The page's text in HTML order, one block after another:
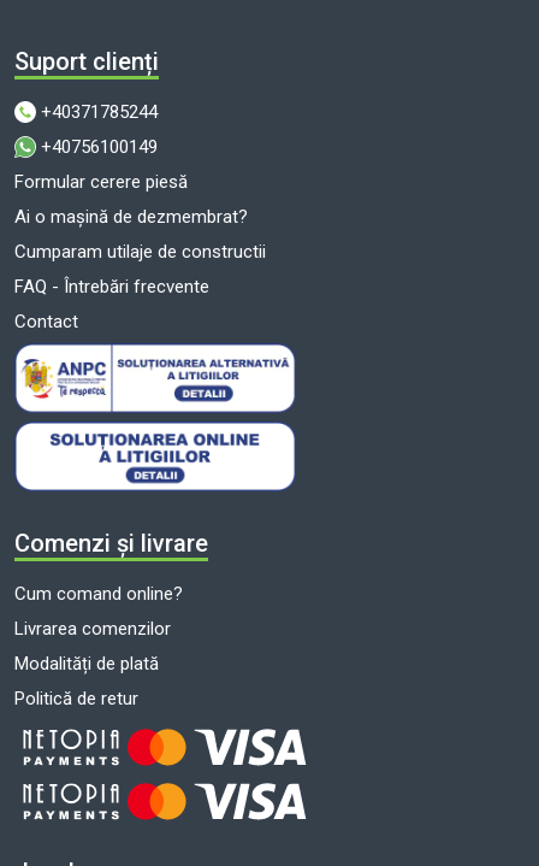
Suport clienți
+40371785244
+40756100149
Formular cerere piesă
Ai o mașină de dezmembrat?
Cumparam utilaje de constructii
FAQ - Întrebări frecvente
Contact
Comenzi și livrare
Cum comand online?
Livrarea comenzilor
Modalități de plată
Politică de retur